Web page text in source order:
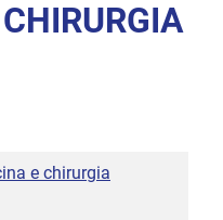
e chirurgia